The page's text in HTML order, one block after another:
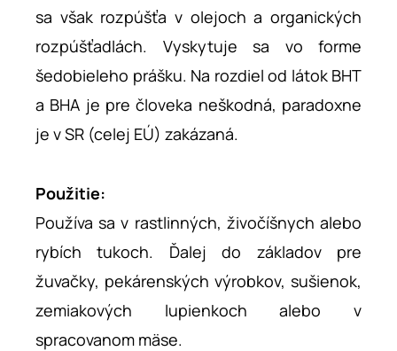
sa však rozpúšťa v olejoch a organických
rozpúšťadlách. Vyskytuje sa vo forme
šedobieleho prášku. Na rozdiel od látok BHT
a BHA je pre človeka neškodná, paradoxne
je v SR (celej EÚ) zakázaná.
Použitie:
Používa sa v rastlinných, živočíšnych alebo
rybích tukoch. Ďalej do základov pre
žuvačky, pekárenských výrobkov, sušienok,
zemiakových lupienkoch alebo v
spracovanom mäse.